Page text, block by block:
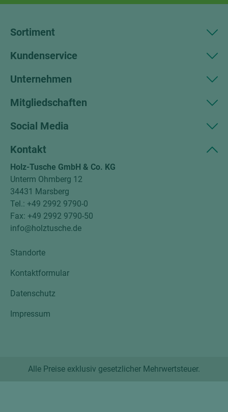
Sortiment
Kundenservice
Unternehmen
Mitgliedschaften
Social Media
Kontakt
Holz-Tusche GmbH & Co. KG
Unterm Ohmberg 12
34431 Marsberg
Tel.: +49 2992 9790-0
Fax: +49 2992 9790-50
info@holztusche.de
Standorte
Kontaktformular
Datenschutz
Impressum
Alle Preise exklusiv gesetzlicher Mehrwertsteuer.